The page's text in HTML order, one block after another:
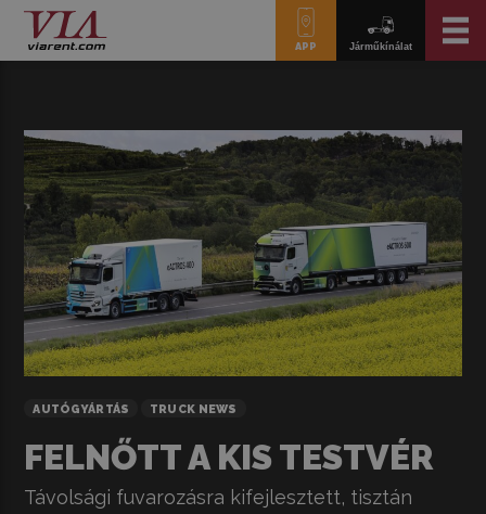
APP Járműkínálat
AUTÓGYÁRTÁS TRUCK NEWS
FELNŐTT A KIS TESTVÉR
Távolsági fuvarozásra kifejlesztett, tisztán